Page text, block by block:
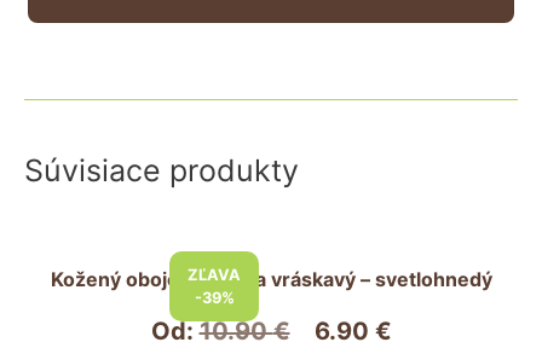
Súvisiace produkty
ZĽAVA
-39%
Kožený obojok pre psa vráskavý – svetlohnedý
Od:10.90€ 6.90 €